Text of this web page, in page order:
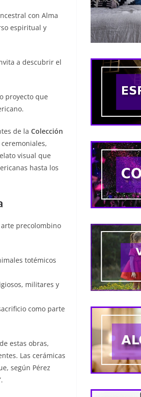
con Alma
espiritual y
a descubrir el
proyecto que
de la Colección
visual que
hasta los
precolombino
totémicos
militares y
como parte
de estas obras,
Las cerámicas
según Pérez